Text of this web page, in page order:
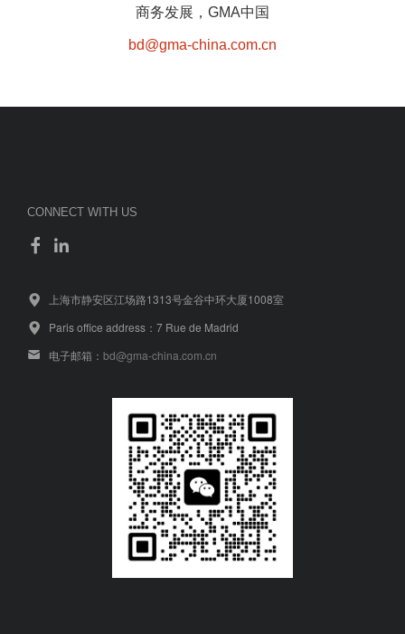
商务发展，GMA中国
bd@gma-china.com.cn
CONNECT WITH US
上海市静安区江场路1313号金谷中环大厦1008室
Paris office address：7 Rue de Madrid
电子邮箱： bd@gma-china.com.cn